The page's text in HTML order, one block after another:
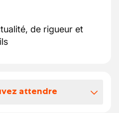
de rigueur et
attendre